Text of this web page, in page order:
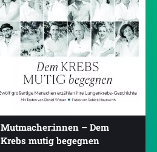
Mutmacher:innen – Dem
Krebs mutig begegnen